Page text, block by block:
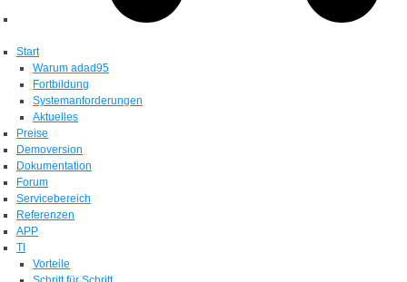
Start
Warum adad95
Fortbildung
Systemanforderungen
Aktuelles
Preise
Demoversion
Dokumentation
Forum
Servicebereich
Referenzen
APP
TI
Vorteile